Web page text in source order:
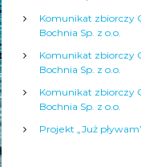
Komunikat zbiorczy
Bochnia Sp. z o.o.
Komunikat zbiorczy
Bochnia Sp. z o.o.
Komunikat zbiorczy
Bochnia Sp. z o.o.
Projekt „Już